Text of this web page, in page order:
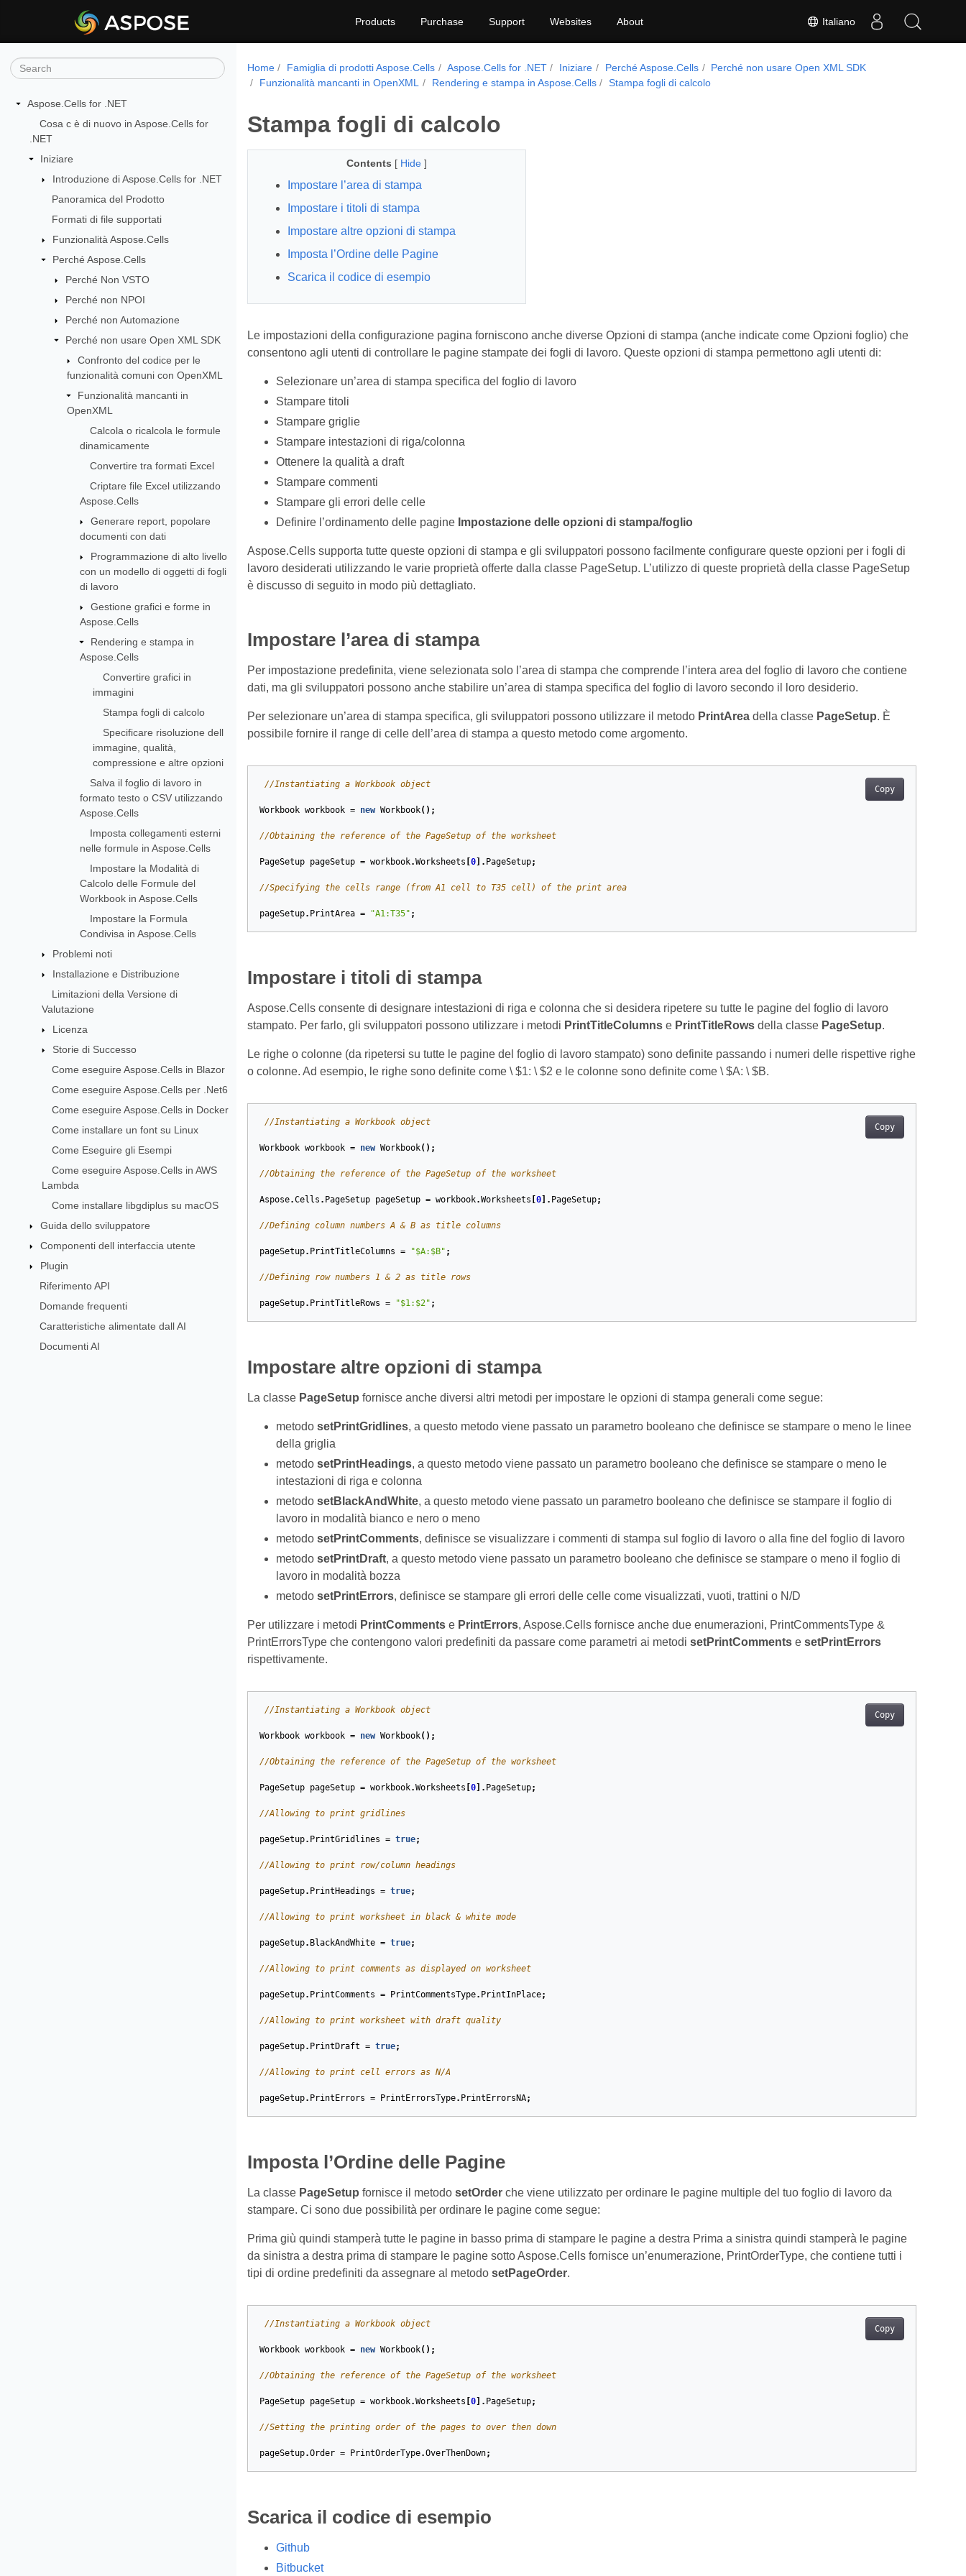
Italiano
Products Purchase Support Websites About
Aspose.Cells for .NET
Cosa c è di nuovo in Aspose.Cells for
.NET
Iniziare
Introduzione di Aspose.Cells for .NET
Panoramica del Prodotto
Formati di file supportati
Funzionalità Aspose.Cells
Perché Aspose.Cells
Perché Non VSTO
Perché non NPOI
Perché non Automazione
Perché non usare Open XML SDK
Confronto del codice per le
funzionalità comuni con OpenXML
Funzionalità mancanti in
OpenXML
Calcola o ricalcola le formule
dinamicamente
Convertire tra formati Excel
Criptare file Excel utilizzando
Aspose.Cells
Generare report, popolare
documenti con dati
Programmazione di alto livello
con un modello di oggetti di fogli
di lavoro
Gestione grafici e forme in
Aspose.Cells
Rendering e stampa in
Aspose.Cells
Convertire grafici in
immagini
Stampa fogli di calcolo
Specificare risoluzione dell
immagine, qualità,
compressione e altre opzioni
Salva il foglio di lavoro in
formato testo o CSV utilizzando
Aspose.Cells
Imposta collegamenti esterni
nelle formule in Aspose.Cells
Impostare la Modalità di
Calcolo delle Formule del
Workbook in Aspose.Cells
Impostare la Formula
Condivisa in Aspose.Cells
Problemi noti
Installazione e Distribuzione
Limitazioni della Versione di
Valutazione
Licenza
Storie di Successo
Come eseguire Aspose.Cells in Blazor
Come eseguire Aspose.Cells per .Net6
Come eseguire Aspose.Cells in Docker
Come installare un font su Linux
Come Eseguire gli Esempi
Come eseguire Aspose.Cells in AWS
Lambda
Come installare libgdiplus su macOS
Guida dello sviluppatore
Componenti dell interfaccia utente
Plugin
Riferimento API
Domande frequenti
Caratteristiche alimentate dall AI
Documenti AI
Home Famiglia di prodotti Aspose.Cells Aspose.Cells for .NET Iniziare Perché Aspose.Cells
Perché non usare Open XML SDK
Funzionalità mancanti in OpenXML
Rendering e stampa in Aspose.Cells Stampa fogli di calcolo
Stampa fogli di calcolo
Contents [ Hide ]
Impostare l’area di stampa
Impostare i titoli di stampa
Impostare altre opzioni di stampa
Imposta l’Ordine delle Pagine
Scarica il codice di esempio
Le impostazioni della configurazione pagina forniscono anche diverse Opzioni di stampa (anche indicate come Opzioni foglio) che
consentono agli utenti di controllare le pagine stampate dei fogli di lavoro. Queste opzioni di stampa permettono agli utenti di:
Selezionare un’area di stampa specifica del foglio di lavoro
Stampare titoli
Stampare griglie
Stampare intestazioni di riga/colonna
Ottenere la qualità a draft
Stampare commenti
Stampare gli errori delle celle
Definire l’ordinamento delle pagine Impostazione delle opzioni di stampa/foglio
Aspose.Cells supporta tutte queste opzioni di stampa e gli sviluppatori possono facilmente configurare queste opzioni per i fogli di
lavoro desiderati utilizzando le varie proprietà offerte dalla classe PageSetup. L’utilizzo di queste proprietà della classe PageSetup
è discusso di seguito in modo più dettagliato.
Impostare l’area di stampa
Per impostazione predefinita, viene selezionata solo l’area di stampa che comprende l’intera area del foglio di lavoro che contiene
dati, ma gli sviluppatori possono anche stabilire un’area di stampa specifica del foglio di lavoro secondo il loro desiderio.
Per selezionare un’area di stampa specifica, gli sviluppatori possono utilizzare il metodo PrintAreadella classe PageSetup. È
possibile fornire il range di celle dell’area di stampa a questo metodo come argomento.
Copy
//Instantiating a Workbook object
Workbook workbook = new Workbook();
//Obtaining the reference of the PageSetup of the worksheet
PageSetup pageSetup = workbook.Worksheets 0]. PageSetup;
//Specifying the cells range (from A1 cell to T35 cell) of the print area
pageSetup. PrintArea = "A1:T35" ;
Impostare i titoli di stampa
Aspose.Cells consente di designare intestazioni di riga e colonna che si desidera ripetere su tutte le pagine del foglio di lavoro
stampato. Per farlo, gli sviluppatori possono utilizzare i metodi PrintTitleColumnse PrintTitleRowsdella classe PageSetup.
Le righe o colonne (da ripetersi su tutte le pagine del foglio di lavoro stampato) sono definite passando i numeri delle rispettive righe
o colonne. Ad esempio, le righe sono definite come \ $1: \ $2 e le colonne sono definite come \ $A: \ $B.
Copy
//Instantiating a Workbook object
Workbook workbook = new Workbook();
//Obtaining the reference of the PageSetup of the worksheet
Aspose.Cells . PageSetup pageSetup = workbook.Worksheets 0]. PageSetup;
//Defining column numbers A & B as title columns
pageSetup. PrintTitleColumns = "$A:$B" ;
//Defining row numbers 1 & 2 as title rows
pageSetup. PrintTitleRows = "$1:$2" ;
Impostare altre opzioni di stampa
La classe PageSetup fornisce anche diversi altri metodi per impostare le opzioni di stampa generali come segue:
metodo setPrintGridlines, a questo metodo viene passato un parametro booleano che definisce se stampare o meno le linee
della griglia
metodo setPrintHeadings, a questo metodo viene passato un parametro booleano che definisce se stampare o meno le
intestazioni di riga e colonna
metodo setBlackAndWhite, a questo metodo viene passato un parametro booleano che definisce se stampare il foglio di
lavoro in modalità bianco e nero o meno
metodo setPrintComments, definisce se visualizzare i commenti di stampa sul foglio di lavoro o alla fine del foglio di lavoro
metodo setPrintDraft, a questo metodo viene passato un parametro booleano che definisce se stampare o meno il foglio di
lavoro in modalità bozza
metodo setPrintErrors, definisce se stampare gli errori delle celle come visualizzati, vuoti, trattini o N/D
Per utilizzare i metodi PrintCommentse PrintErrors, Aspose.Cells fornisce anche due enumerazioni, PrintCommentsType &
PrintErrorsType che contengono valori predefiniti da passare come parametri ai metodi setPrintCommentse setPrintErrors
rispettivamente.
Copy
//Instantiating a Workbook object
Workbook workbook = new Workbook();
//Obtaining the reference of the PageSetup of the worksheet
PageSetup pageSetup = workbook.Worksheets 0]. PageSetup;
//Allowing to print gridlines
pageSetup. PrintGridlines = true;
//Allowing to print row/column headings
pageSetup. PrintHeadings = true;
//Allowing to print worksheet in black & white mode
pageSetup. BlackAndWhite = true;
//Allowing to print comments as displayed on worksheet
pageSetup. PrintComments = PrintCommentsType. PrintInPlace;
//Allowing to print worksheet with draft quality
pageSetup. PrintDraft = true;
//Allowing to print cell errors as N/A
pageSetup. PrintErrors = PrintErrorsType. PrintErrorsNA;
Imposta l’Ordine delle Pagine
La classe PageSetup fornisce il metodo setOrderche viene utilizzato per ordinare le pagine multiple del tuo foglio di lavoro da
stampare. Ci sono due possibilità per ordinare le pagine come segue:
Prima giù quindi stamperà tutte le pagine in basso prima di stampare le pagine a destra Prima a sinistra quindi stamperà le pagine
da sinistra a destra prima di stampare le pagine sotto Aspose.Cells fornisce un’enumerazione, PrintOrderType, che contiene tutti i
tipi di ordine predefiniti da assegnare al metodo setPageOrder.
Copy
//Instantiating a Workbook object
Workbook workbook = new Workbook();
//Obtaining the reference of the PageSetup of the worksheet
PageSetup pageSetup = workbook.Worksheets 0]. PageSetup;
//Setting the printing order of the pages to over then down
pageSetup.Order = PrintOrderType.OverThenDown;
Scarica il codice di esempio
Github
Bitbucket